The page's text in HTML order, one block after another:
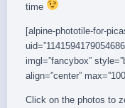
time
[alpine-phototile-for-
imgl=”fancybox”
align=”center”
Click on the photos to